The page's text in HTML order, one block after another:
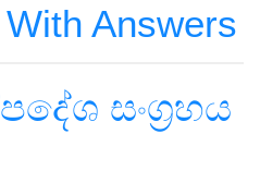
Answers
සංග්‍රහය